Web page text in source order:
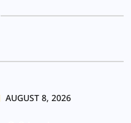
AUGUST 8, 2026